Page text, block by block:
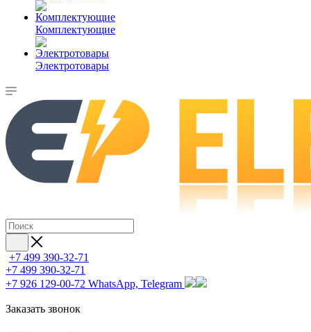
Комплектующие
Электротовары
+7 499 390-32-71
+7 499 390-32-71
+7 926 129-00-72 WhatsApp, Telegram
Заказать звонок